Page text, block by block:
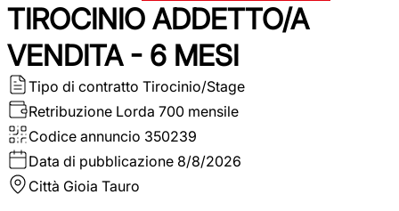
TIROCINIO ADDETTO/A
VENDITA - 6 MESI
Tipo di contratto Tirocinio/Stage
Retribuzione Lorda 700 mensile
Codice annuncio 350239
Data di pubblicazione 8/8/2026
Città Gioia Tauro